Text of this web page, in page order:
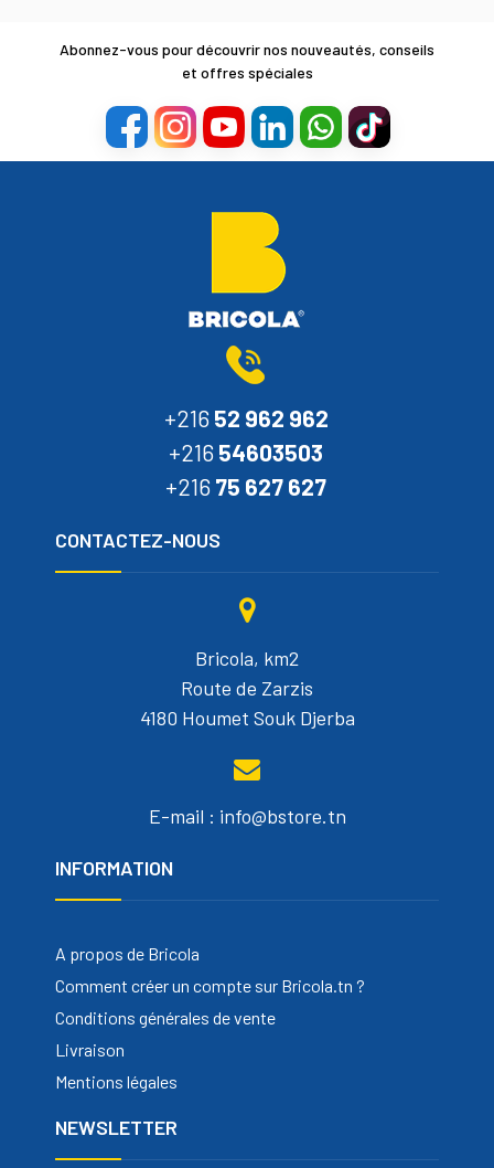
Abonnez-vous pour découvrir nos nouveautés, conseils
et offres spéciales
+216 52 962 962
+216 54603503
+216 75 627 627
CONTACTEZ-NOUS
Bricola, km2
Route de Zarzis
4180 Houmet Souk Djerba
E-mail : info@bstore.tn
INFORMATION
A propos de Bricola
Comment créer un compte sur Bricola.tn ?
Conditions générales de vente
Livraison
Mentions légales
NEWSLETTER